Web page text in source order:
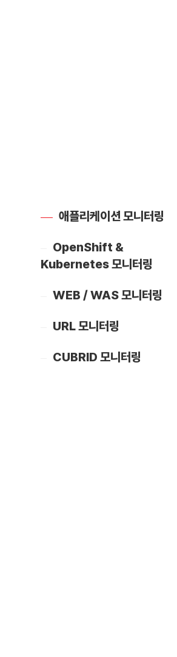
애플리케이션 모니터링
OpenShift &
Kubernetes 모니터링
WEB / WAS 모니터링
URL 모니터링
CUBRID 모니터링